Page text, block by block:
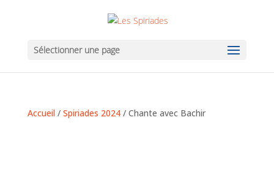
Sélectionner une page
Accueil/ Spiriades 2024/ Chante avec Bachir